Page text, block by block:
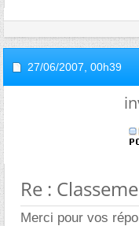
27/06/2007, 00h39
Re :
Merci pour vos